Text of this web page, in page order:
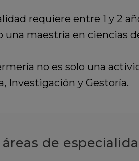
requiere entre 1 y 2
una maestría en ciencias
no es solo una
Investigación y Gestoría.
de